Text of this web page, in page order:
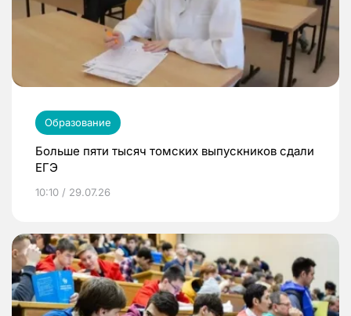
Образование
Больше пяти тысяч томских выпускников сдали
ЕГЭ
10:10 / 29.07.26